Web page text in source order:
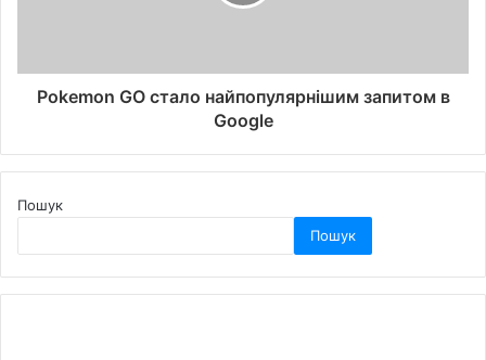
Pokemon GO стало найпопулярнішим запитом в
Google
Пошук
Пошук